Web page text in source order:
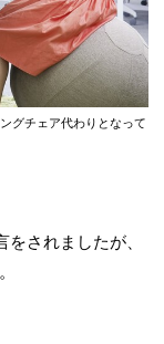
グチェア代わりとなって
されましたが、